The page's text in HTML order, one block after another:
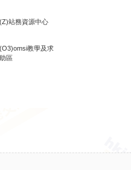
(Z)站務資源中心
(O3)omsi教學及求
助區